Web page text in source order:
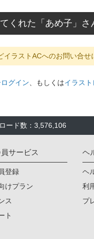
くれた「あめ子」さ
イラストACへのお問い合せ
グイン 、もしくはイラス
ード数：3,576,106
サービス
登録
けプラン
ス
ト
ヘ
ヘ
利
プ